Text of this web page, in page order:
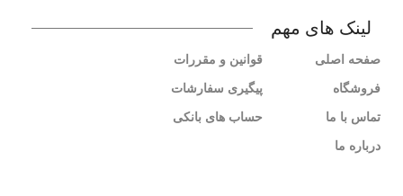
لینک های مهم
صفحه اصلی
فروشگاه
تماس با ما
درباره ما
قوانین و مقررات
پیگیری سفارشات
حساب های بانکی